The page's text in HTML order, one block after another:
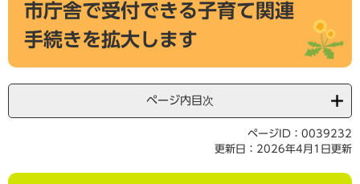
市庁舎で受付できる子育て関連
手続きを拡大します
ページ内目次
ページID：0039232
更新日：2026年4月1日更新